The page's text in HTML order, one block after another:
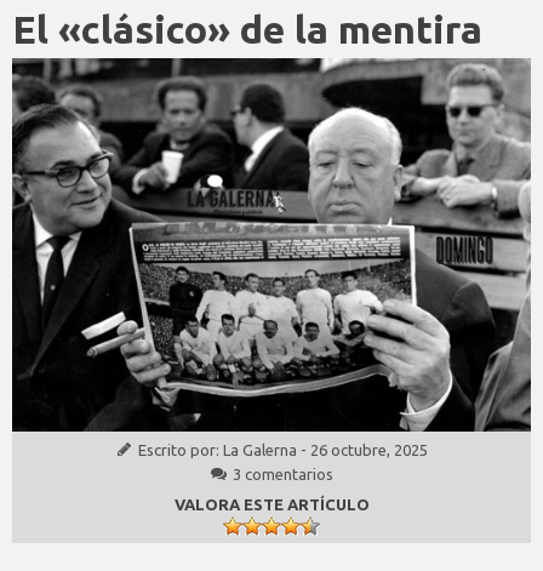
El «clásico» de la mentira
Escrito por: La Galerna - 26 octubre, 2025
3 comentarios
VALORA ESTE ARTÍCULO